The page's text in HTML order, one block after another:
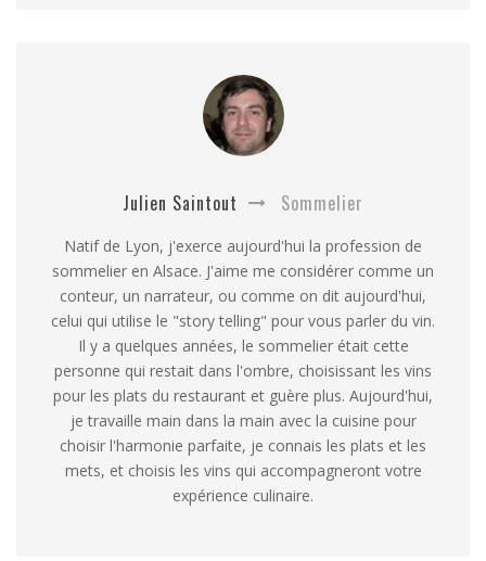
Julien Saintout Sommelier
Natif de Lyon, j'exerce aujourd'hui la profession de
sommelier en Alsace. J'aime me considérer comme un
conteur, un narrateur, ou comme on dit aujourd'hui,
celui qui utilise le "story telling" pour vous parler du vin.
Il y a quelques années, le sommelier était cette
personne qui restait dans l'ombre, choisissant les vins
pour les plats du restaurant et guère plus. Aujourd'hui,
je travaille main dans la main avec la cuisine pour
choisir l'harmonie parfaite, je connais les plats et les
mets, et choisis les vins qui accompagneront votre
expérience culinaire.